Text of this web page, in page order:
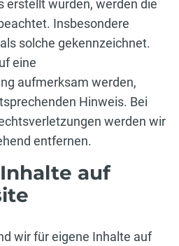
erstellt wurden, werden die
Insbesondere
solche gekennzeichnet.
eine
aufmerksam werden,
Hinweis. Bei
werden wir
entfernen.
auf
wir für eigene Inhalte auf